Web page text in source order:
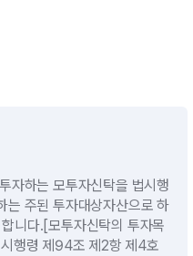
자하는 모투자신탁을 법시행
주된 투자대상자산으로 하
니다.[모투자신탁의 투자목
행령 제94조 제2항 제4호